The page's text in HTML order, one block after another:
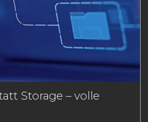
Storage – volle